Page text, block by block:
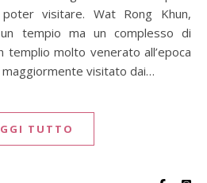
visitare. Wat Rong Khun,
tempio ma un complesso di
molto venerato all’epoca
visitato dai…
TUTTO